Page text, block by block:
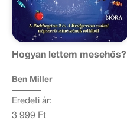
Hogyan lettem mesehős?
Ben Miller
Eredeti ár:
3 999 Ft